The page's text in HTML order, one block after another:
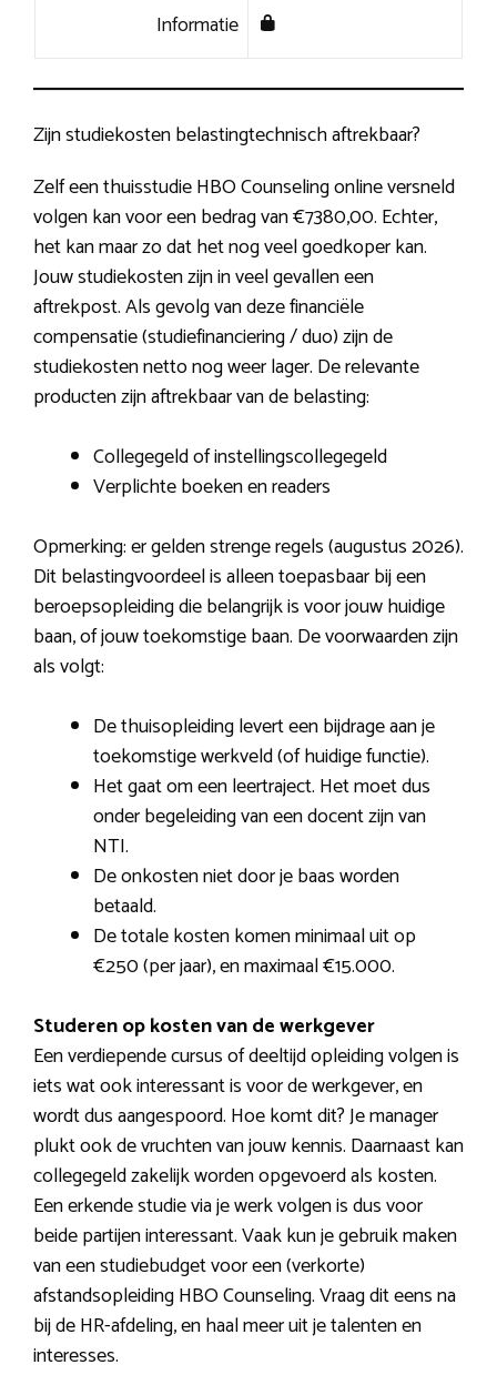
Informatie
Zijn studiekosten belastingtechnisch aftrekbaar?
Zelf een thuisstudie HBO Counseling online versneld
volgen kan voor een bedrag van €7380,00. Echter,
het kan maar zo dat het nog veel goedkoper kan.
Jouw studiekosten zijn in veel gevallen een
aftrekpost. Als gevolg van deze financiële
compensatie (studiefinanciering / duo) zijn de
studiekosten netto nog weer lager. De relevante
producten zijn aftrekbaar van de belasting:
Collegegeld of instellingscollegegeld
Verplichte boeken en readers
Opmerking: er gelden strenge regels (augustus 2026).
Dit belastingvoordeel is alleen toepasbaar bij een
beroepsopleiding die belangrijk is voor jouw huidige
baan, of jouw toekomstige baan. De voorwaarden zijn
als volgt:
De thuisopleiding levert een bijdrage aan je
toekomstige werkveld (of huidige functie).
Het gaat om een leertraject. Het moet dus
onder begeleiding van een docent zijn van
NTI.
De onkosten niet door je baas worden
betaald.
De totale kosten komen minimaal uit op
€250 (per jaar), en maximaal €15.000.
Studeren op kosten van de werkgever
Een verdiepende cursus of deeltijd opleiding volgen is
iets wat ook interessant is voor de werkgever, en
wordt dus aangespoord. Hoe komt dit? Je manager
plukt ook de vruchten van jouw kennis. Daarnaast kan
collegegeld zakelijk worden opgevoerd als kosten.
Een erkende studie via je werk volgen is dus voor
beide partijen interessant. Vaak kun je gebruik maken
van een studiebudget voor een (verkorte)
afstandsopleiding HBO Counseling. Vraag dit eens na
bij de HR-afdeling, en haal meer uit je talenten en
interesses.